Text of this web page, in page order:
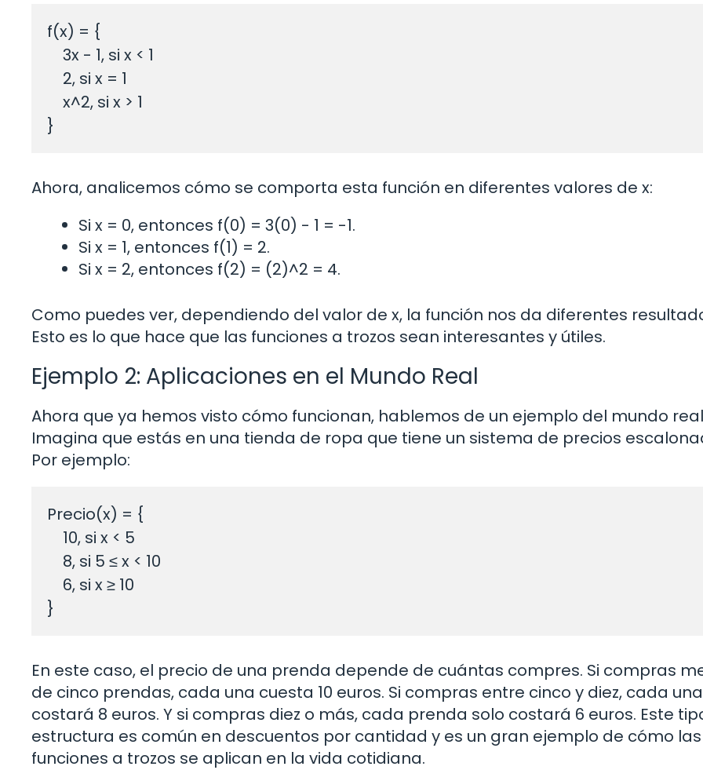
f(x) = {
    3x - 1, si x < 1
    2, si x = 1
    x^2, si x > 1
Ahora, analicemos cómo se comporta esta función en diferentes valores de x:
Si x = 0, entonces f(0) = 3(0) - 1 = -1.
Si x = 1, entonces f(1) = 2.
Si x = 2, entonces f(2) = (2)^2 = 4.
Como puedes ver, dependiendo del valor de x, la función nos da diferentes
Esto es lo que hace que las funciones a trozos sean interesantes y útiles.
Ejemplo 2: Aplicaciones en el Mundo Real
Ahora que ya hemos visto cómo funcionan, hablemos de un ejemplo del mundo
Imagina que estás en una tienda de ropa que tiene un sistema de precios
Por ejemplo:
Precio(x) = {
    10, si x < 5
    8, si 5 ≤ x < 10
    6, si x ≥ 10
En este caso, el precio de una prenda depende de cuántas compres. Si compras
de cinco prendas, cada una cuesta 10 euros. Si compras entre cinco y diez, cada
costará 8 euros. Y si compras diez o más, cada prenda solo costará 6 euros. Este
estructura es común en descuentos por cantidad y es un gran ejemplo de cómo las
funciones a trozos se aplican en la vida cotidiana.